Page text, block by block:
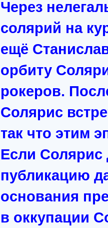
Через
солярий на
ещё
орбиту
рокеров.
Солярис
так что этим
Если Солярис
публикацию
основания
в оккупации